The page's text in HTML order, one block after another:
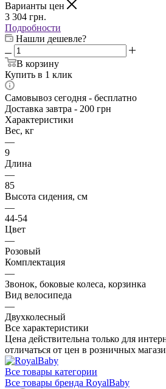
Варианты цен
3 304 грн.
Подробности
Нашли дешевле?
В корзину
Купить в 1 клик
Самовывоз сегодня - бесплатно
Доставка завтра - 200 грн
Характеристики
Вес, кг
—
9
Длина
—
85
Высота сидения, см
—
44-54
Цвет
—
Розовый
Комплектация
—
Звонок, боковые колеса, корзинка
Вид велосипеда
—
Двухколесный
Все характеристики
Цена действительна только для
отличаться от цен в розничных
Все товары категории
Все товары бренда RoyalBaby